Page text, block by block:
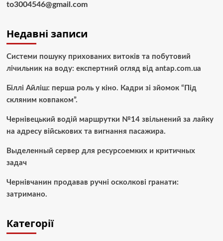
to3004546@gmail.com
Недавні записи
Системи пошуку прихованих витоків та побутовий
лічильник на воду: експертний огляд від antap.com.ua
Біллі Айліш: перша роль у кіно. Кадри зі зйомок “Під
скляним ковпаком”.
Чернівецький водій маршрутки №14 звільнений за лайку
на адресу військових та вигнання пасажира.
Выделенный сервер для ресурсоемких и критичных
задач
Чернівчанин продавав ручні осколкові гранати:
затримано.
Категорії